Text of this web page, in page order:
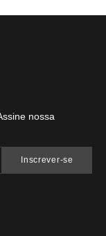
nossa
Inscrever-se